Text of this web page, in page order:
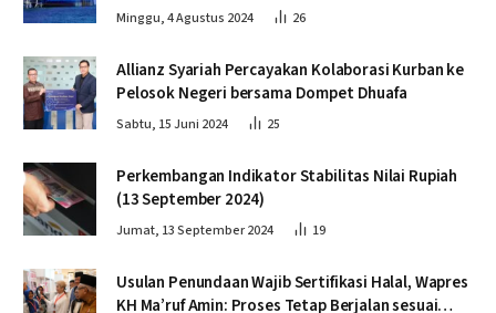
Minggu, 4 Agustus 2024 26
Allianz Syariah Percayakan Kolaborasi Kurban ke
Pelosok Negeri bersama Dompet Dhuafa
Sabtu, 15 Juni 2024 25
Perkembangan Indikator Stabilitas Nilai Rupiah
(13 September 2024)
Jumat, 13 September 2024 19
Usulan Penundaan Wajib Sertifikasi Halal, Wapres
KH Ma’ruf Amin: Proses Tetap Berjalan sesuai